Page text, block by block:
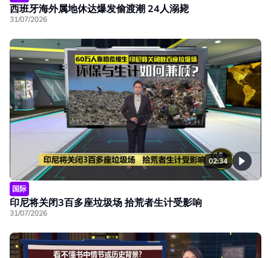
西班牙海外属地休达爆发偷渡潮 24人溺毙
31/07/2026
02:34
国际
印尼将关闭3百多座垃圾场 拾荒者生计受影响
31/07/2026